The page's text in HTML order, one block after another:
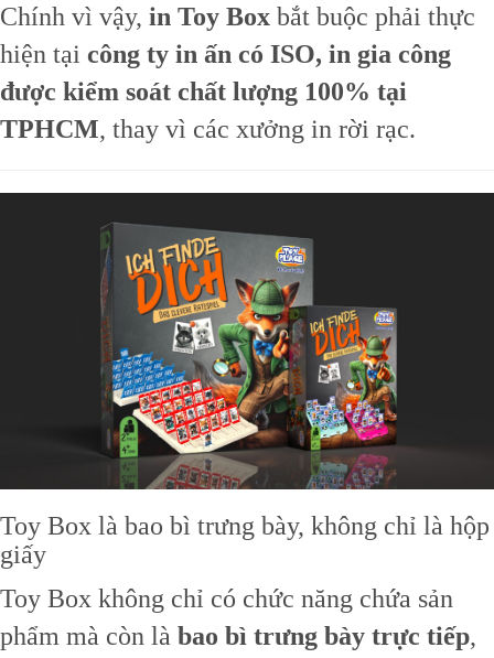
Chính vì vậy, in Toy Box bắt buộc phải thực
hiện tại công ty in ấn có ISO, in gia công
được kiểm soát chất lượng 100% tại
TPHCM, thay vì các xưởng in rời rạc.
Toy Box là bao bì trưng bày, không chỉ là hộp
giấy
Toy Box không chỉ có chức năng chứa sản
phẩm mà còn là bao bì trưng bày trực tiếp,